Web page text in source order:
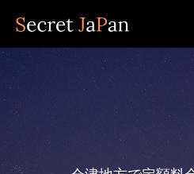
会 津 地 方 で定額料 金